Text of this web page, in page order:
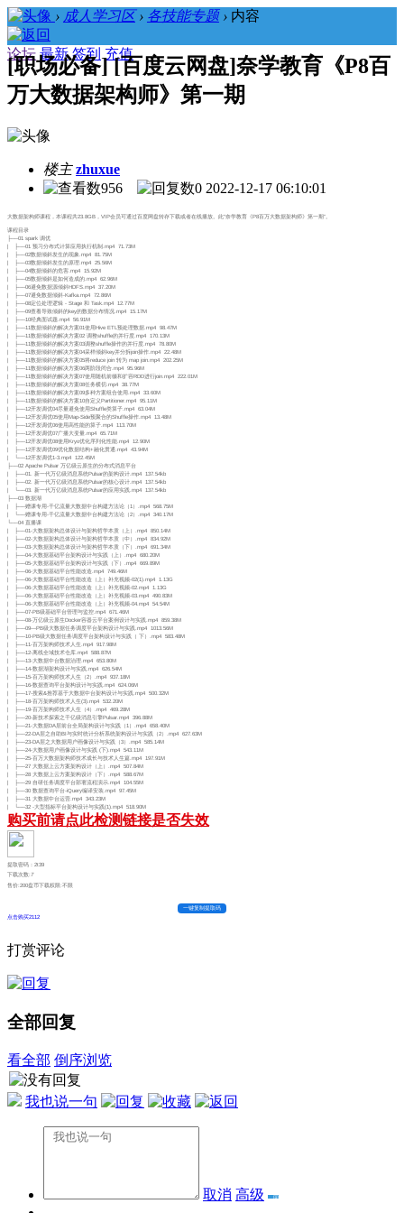
› 成人学习区 › 各技能专题 › 内容
论坛 最新 签到 充值
[职场必备] [百度云网盘]奈学教育《P8百
万大数据架构师》第一期
楼主 zhuxue
956
0 2022-12-17 06:10:01
大数据架构师课程，本课程共23.8GB，VIP会员可通过百度网盘转存下载或者在线播放。此“奈学教育《P8百万大数据架构师》第一期”。
课程目录
├──01 spark 调优
| ├──01 预习分布式计算应用执行机制.mp4 71.73M
| ├──02数据倾斜发生的现象.mp4 81.75M
| ├──03数据倾斜发生的原理.mp4 25.56M
| ├──04数据倾斜的危害.mp4 15.92M
| ├──05数据倾斜是如何造成的.mp4 62.96M
| ├──06避免数据源倾斜HDFS.mp4 37.20M
| ├──07避免数据倾斜-Kafka.mp4 72.86M
| ├──08定位处理逻辑 - Stage 和 Task.mp4 12.77M
| ├──09查看导致倾斜的key的数据分布情况.mp4 15.17M
| ├──10经典面试题.mp4 56.91M
| ├──11数据倾斜的解决方案01使用Hive ETL预处理数据.mp4 98.47M
| ├──11数据倾斜的解决方案02 调整shuffle的并行度.mp4 170.13M
| ├──11数据倾斜的解决方案03调整shuffle操作的并行度.mp4 78.80M
| ├──11数据倾斜的解决方案04采样倾斜key并分拆join操作.mp4 22.48M
| ├──11数据倾斜的解决方案05将reduce join 转为 map join.mp4 202.25M
| ├──11数据倾斜的解决方案06两阶段闭合.mp4 95.96M
| ├──11数据倾斜的解决方案07使用随机前缀和扩容RDD进行join.mp4 222.01M
| ├──11数据倾斜的解决方案08任务横切.mp4 38.77M
| ├──11数据倾斜的解决方案09多种方案组合使用.mp4 33.60M
| ├──11数据倾斜的解决方案10自定义Partitioner.mp4 95.11M
| ├──12开发调优04尽量避免使用Shuffle类算子.mp4 63.04M
| ├──12开发调优05使用Map-Side预聚合的Shuffle操作.mp4 13.48M
| ├──12开发调优06使用高性能的算子.mp4 113.70M
| ├──12开发调优07广播大变量.mp4 65.71M
| ├──12开发调优08使用Kryo优化序列化性能.mp4 12.90M
| ├──12开发调优09优化数据结构+融化贯通.mp4 43.94M
| └──12开发调优1-3.mp4 122.45M
├──02 Apache Pulsar 万亿级云原生的分布式消息平台
| ├──01. 新一代万亿级消息系统Pulsar的架构设计.mp4 137.54kb
| ├──02. 新一代万亿级消息系统Pulsar的核心设计.mp4 137.54kb
| └──03. 新一代万亿级消息系统Pulsar的应用实践.mp4 137.54kb
├──03 数据湖
| ├──赠课专用-千亿流量大数据中台构建方法论（1）.mp4 568.75M
| └──赠课专用-千亿流量大数据中台构建方法论（2）.mp4 340.17M
└──04 直播课
| ├──01-大数据架构总体设计与架构哲学本质（上）.mp4 850.14M
| ├──02-大数据架构总体设计与架构哲学本质（中）.mp4 834.92M
| ├──03-大数据架构总体设计与架构哲学本质（下）.mp4 691.34M
| ├──04-大数据基础平台架构设计与实践（上）.mp4 680.20M
| ├──05-大数据基础平台架构设计与实践（下）.mp4 669.89M
| ├──06-大数据基础平台性能改造.mp4 749.46M
| ├──06-大数据基础平台性能改造（上）补充视频-02(1).mp4 1.13G
| ├──06-大数据基础平台性能改造（上）补充视频-02.mp4 1.13G
| ├──06-大数据基础平台性能改造（上）补充视频-03.mp4 490.83M
| ├──06-大数据基础平台性能改造（上）补充视频-04.mp4 54.54M
| ├──07-PB级基础平台管理与监控.mp4 671.46M
| ├──08-万亿级云原生Docker容器云平台案例设计与实践.mp4 859.38M
| ├──09—PB级大数据任务调度平台架构设计与实践.mp4 1013.56M
| ├──10-PB级大数据任务调度平台架构设计与实践（ 下）.mp4 583.48M
| ├──11-百万架构师技术人生.mp4 917.98M
| ├──12-离线全域技术仓库.mp4 588.87M
| ├──13-大数据中台数据治理.mp4 653.80M
| ├──14-数据湖架构设计与实践.mp4 626.54M
| ├──15-百万架构师技术人生（2）.mp4 937.18M
| ├──16-数据查询平台架构设计与实践.mp4 624.06M
| ├──17-搜索&推荐基于大数据中台架构设计与实践.mp4 500.32M
| ├──18-百万架构师技术人生(3).mp4 532.20M
| ├──19-百万架构师技术人生（4）.mp4 469.28M
| ├──20-新技术探索之千亿级消息引擎Pulsar.mp4 396.88M
| ├──21-大数据DA层前台全局架构设计与实践（1）.mp4 658.40M
| ├──22-DA层之自助BI与实时统计分析系统架构设计与实践（2）.mp4 627.63M
| ├──23-DA层之大数据用户画像设计与实践（3）.mp4 585.14M
| ├──24-大数据用户画像设计与实践 (下).mp4 543.11M
| ├──25-百万大数据架构师技术成长与技术人生篇.mp4 197.91M
| ├──27 大数据上云方案架构设计（上）.mp4 507.84M
| ├──28 大数据上云方案架构设计（下）.mp4 588.67M
| ├──29 自研任务调度平台部署流程演示.mp4 104.55M
| ├──30 数据查询平台-iQuery编译安装.mp4 97.45M
| ├──31 大数据中台运营.mp4 343.23M
| └──32 -大型指标平台架构设计与实践(1).mp4 518.90M
购买前请点此检测链接是否失效
提取密码：2t39
下载次数: 7
售价:200盘币下载权限:不限
一键复制提取码
点击购买2112
打赏评论
全部回复
看全部 倒序浏览
我也说一句
取消 高级